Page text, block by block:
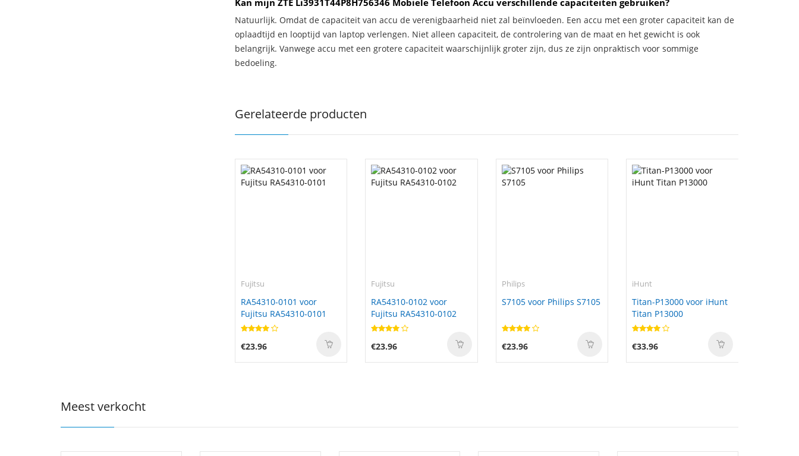
Kan mijn ZTE Li3931T44P8H756346 Mobiele Telefoon Accu verschillende capaciteiten gebruiken?
Natuurlijk. Omdat de capaciteit van accu de verenigbaarheid niet zal beïnvloeden. Een accu met een groter capaciteit kan de
oplaadtijd en looptijd van laptop verlengen. Niet alleen capaciteit, de controlering van de maat en het gewicht is ook
belangrijk. Vanwege accu met een grotere capaciteit waarschijnlijk groter zijn, dus ze zijn onpraktisch voor sommige
bedoeling.
Gerelateerde producten
Fujitsu
RA54310-0101 voor
Fujitsu RA54310-0101
€23.96
Fujitsu
RA54310-0102 voor
Fujitsu RA54310-0102
€23.96
Philips
S7105 voor Philips S7105
€23.96
iHunt
Titan-P13000 voor iHunt
Titan P13000
€33.96
Meest verkocht